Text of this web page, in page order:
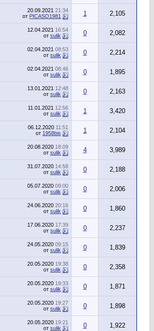
20.09.2021 21:34
от PICASO1981 1 2,105
12.04.2021 16:54
от sulik 0 2,082
02.04.2021 08:53
от sulik 0 2,214
02.04.2021 08:46
от sulik 0 1,895
13.01.2021 12:48
от sulik 0 2,163
11.01.2021 12:56
от sulik 1 3,420
06.12.2020 11:51
от 1958bis 1 2,104
20.08.2020 18:09
от sulik 4 3,989
31.07.2020 14:58
от sulik 0 2,188
05.07.2020 09:00
от sulik 0 2,006
24.06.2020 20:16
от sulik 0 1,860
17.06.2020 17:39
от sulik 0 2,237
24.05.2020 09:15
от sulik 0 1,839
20.05.2020 19:38
от sulik 0 2,358
20.05.2020 19:33
от sulik 0 1,871
20.05.2020 19:27
от sulik 0 1,898
20.05.2020 19:21
от sulik 0 1,922